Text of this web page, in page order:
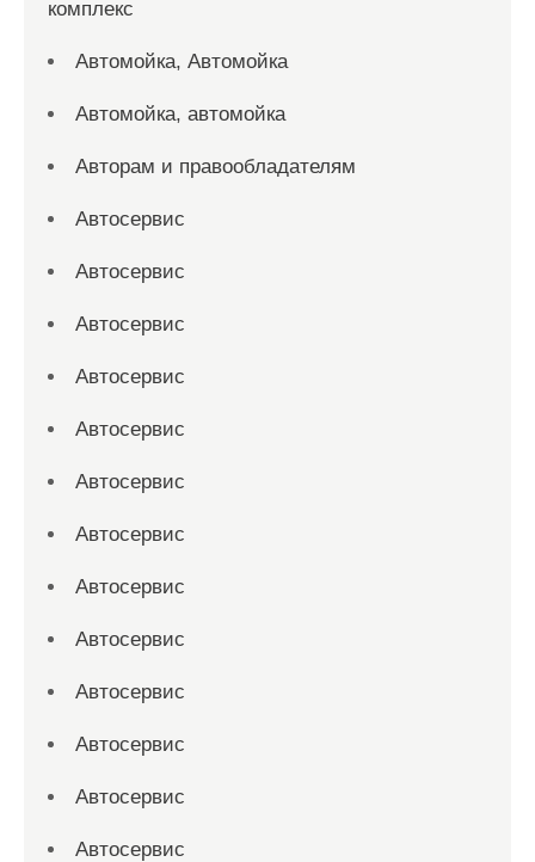
комплекс
Автомойка, Автомойка
Автомойка, автомойка
Авторам и правообладателям
Автосервис
Автосервис
Автосервис
Автосервис
Автосервис
Автосервис
Автосервис
Автосервис
Автосервис
Автосервис
Автосервис
Автосервис
Автосервис